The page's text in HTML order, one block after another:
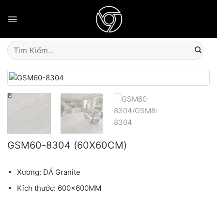
Tìm
kiếm:
GSM60-8304 (60X60CM)
Xương: ĐÁ Granite
Kích thước: 600x600MM